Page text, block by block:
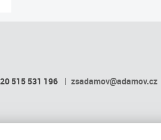
515 531 196 zsadamov@adamov.cz